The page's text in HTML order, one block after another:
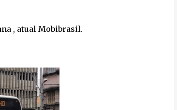
, atual Mobibrasil.